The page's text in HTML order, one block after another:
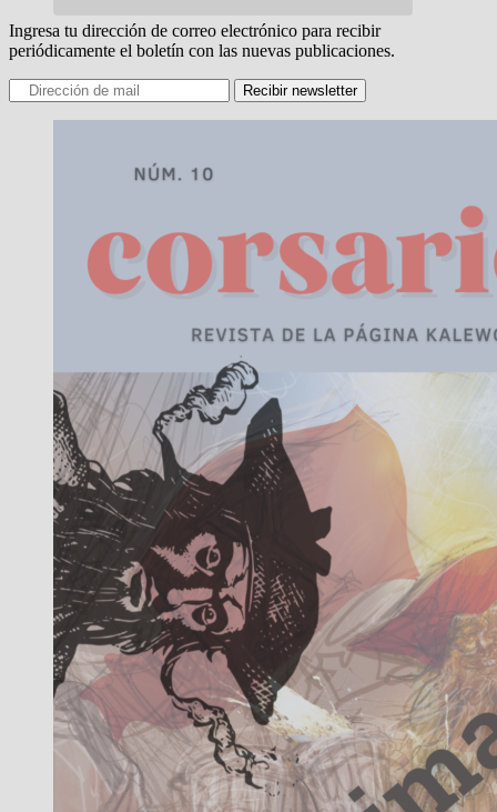
Ingresa tu dirección de correo electrónico para recibir
periódicamente el boletín con las nuevas publicaciones.
Recibir newsletter